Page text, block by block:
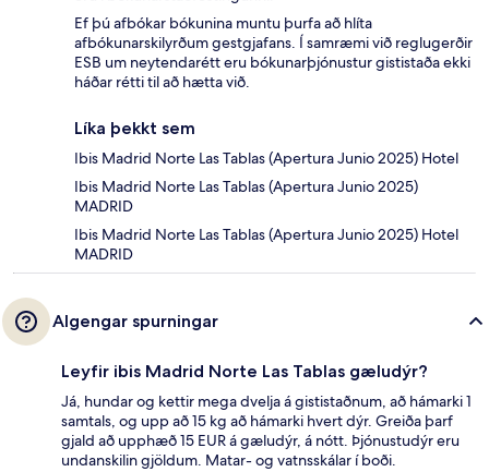
Ef þú afbókar bókunina muntu þurfa að hlíta
afbókunarskilyrðum gestgjafans. Í samræmi við reglugerðir
ESB um neytendarétt eru bókunarþjónustur gististaða ekki
háðar rétti til að hætta við.
Líka þekkt sem
Ibis Madrid Norte Las Tablas (Apertura Junio 2025) Hotel
Ibis Madrid Norte Las Tablas (Apertura Junio 2025)
MADRID
Ibis Madrid Norte Las Tablas (Apertura Junio 2025) Hotel
MADRID
Algengar spurningar
Leyfir ibis Madrid Norte Las Tablas gæludýr?
Já, hundar og kettir mega dvelja á gististaðnum, að hámarki 1
samtals, og upp að 15 kg að hámarki hvert dýr. Greiða þarf
gjald að upphæð 15 EUR á gæludýr, á nótt. Þjónustudýr eru
undanskilin gjöldum. Matar- og vatnsskálar í boði.